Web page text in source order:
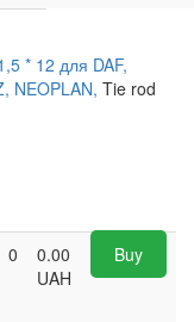
* 12 для DAF,
NEOPLAN, Tie rod
0
0.00
UAH
Buy